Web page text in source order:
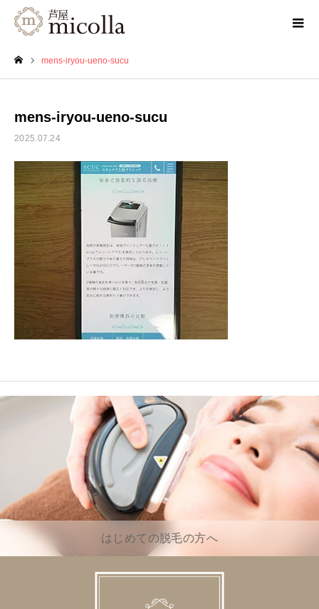
mens-iryou-ueno-sucu
mens-iryou-ueno-sucu
2025.07.24
はじめての脱毛の方へ